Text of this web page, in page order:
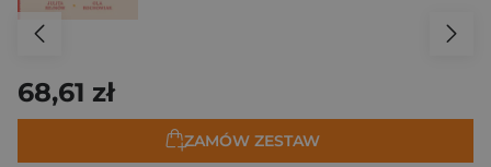
68,61 zł
ZAMÓW ZESTAW